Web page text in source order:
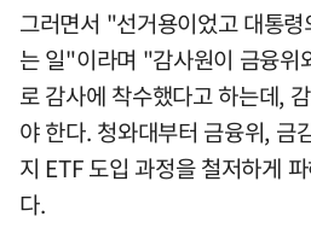
그러면서 "선거용이었고 대통
는 일"이라며 "감사원이 금융위
로 감사에 착수했다고 하는데,
야 한다. 청와대부터 금융위, 금
지 ETF 도입 과정을 철저하게
다.